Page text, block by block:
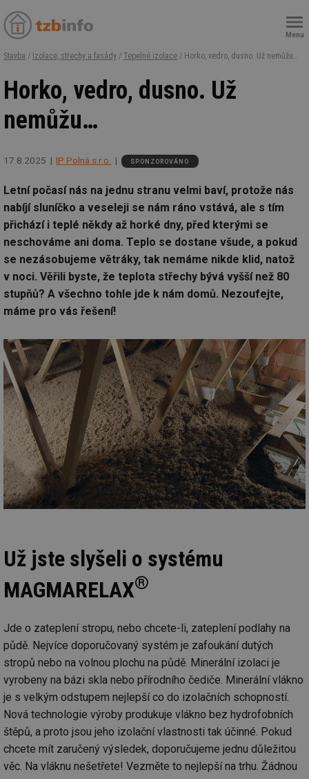
Menu
Stavba / Izolace, střechy a fasády / Tepelné izolace / Horko, vedro, dusno. Už nemůžu…
Horko, vedro, dusno. Už
nemůžu…
17.8.2025 IP Polná s.r.o. SPONZOROVÁNO
Letní počasí nás na jednu stranu velmi baví, protože nás
nabíjí sluníčko a veseleji se nám ráno vstává, ale s tím
přichází i teplé někdy až horké dny, před kterými se
neschováme ani doma. Teplo se dostane všude, a pokud
se nezásobujeme větráky, tak nemáme nikde klid, natož
v noci. Věřili byste, že teplota střechy bývá vyšší než 80
stupňů? A všechno tohle jde k nám domů. Nezoufejte,
máme pro vás řešení!
Už jste slyšeli o systému
MAGMARELAX®
Jde o zateplení stropu, nebo chcete-li, zateplení podlahy na
půdě. Nejvíce doporučovaný systém je zafoukání dutých
stropů nebo na volnou plochu na půdě. Minerální izolaci je
vyrobeny na bázi skla nebo přírodního čediče. Minerální vlákno
je s velkým odstupem nejlepší co do izolačních schopností.
Nová technologie výroby produkuje vlákno bez hydrofobních
štěpů, a proto jsou jeho izolační vlastnosti tak účinné. Pokud
chcete mít zaručený výsledek, doporučujeme jednu důležitou
věc. Na vláknu nešetřete! Vezměte to nejlepší na trhu. Žádnou